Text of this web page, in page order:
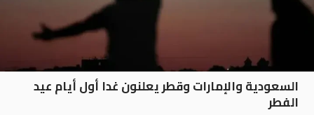
السعودية والإمارات وقطر يعلنون غدا أول أيام عيد
الفطر